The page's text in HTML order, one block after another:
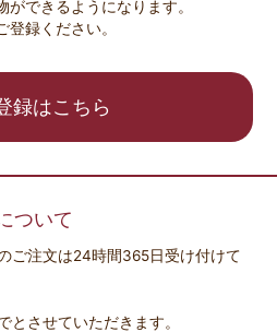
ができるようになります。
登録ください。
録はこちら
ついて
ご注文は24時間365日受け付けて
とさせていただきます。